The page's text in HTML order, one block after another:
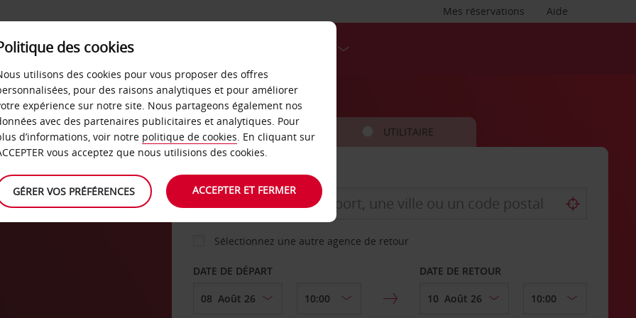
Aide
Mes réservations
LIBRE-SERVICE
VOITURE UTILITAIRE
AGENCE DE DÉPART
Sélectionnez une autre agence de retour
DATE DE DÉPART DATE DE RETOUR
des cookies
utilisons des cookies pour vous proposer des offres
pour des raisons analytiques et pour améliorer
expérience sur notre site. Nous partageons également nos
avec des partenaires publicitaires et analytiques. Pour
d’informations, voir notre politique de cookies. En cliquant sur
vous acceptez que nous utilisions des cookies.
GÉRER VOS PRÉFÉRENCES ACCEPTER ET FERMER